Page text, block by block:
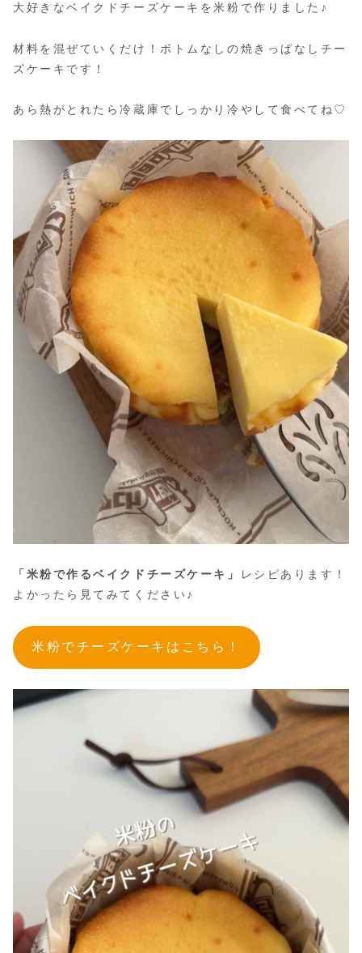
大好きなベイクドチーズケーキを米粉で作りました♪
材料を混ぜていくだけ！ボトムなしの焼きっぱなしチー
ズケーキです！
あら熱がとれたら冷蔵庫でしっかり冷やして食べてね♡
「米粉で作るベイクドチーズケーキ」
レシピあります！
よかったら見てみてください♪
米粉でチーズケーキはこちら！